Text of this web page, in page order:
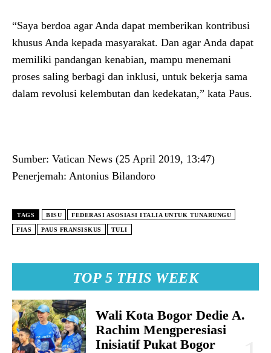
TOP 5 THIS WEEK
Wali Kota Bogor Dedie A.
Rachim Mengperesiasi
Inisiatif Pukat Bogor
“Saya berdoa agar Anda dapat memberikan kontribusi
khusus Anda kepada masyarakat. Dan agar Anda dapat
memiliki pandangan kenabian, mampu menemani
proses saling berbagi dan inklusi, untuk bekerja sama
dalam revolusi kelembutan dan kedekatan,” kata Paus.
Sumber: Vatican News (25 April 2019, 13:47)
Penerjemah: Antonius Bilandoro
TAGS BISU FEDERASI ASOSIASI ITALIA UNTUK TUNARUNGU
FIAS PAUS FRANSISKUS TULI